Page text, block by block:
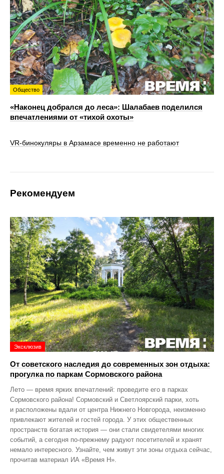
Общество
«Наконец добрался до леса»: Шалабаев поделился
впечатлениями от «тихой охоты»
VR‑бинокуляры в Арзамасе временно не работают
Рекомендуем
Эксклюзив
От советского наследия до современных зон отдыха:
прогулка по паркам Сормовского района
Лето — время ярких впечатлений: проведите его в парках
Сормовского района! Сормовский и Светлоярский парки, хоть
и расположены вдали от центра Нижнего Новгорода, неизменно
привлекают жителей и гостей города. У этих общественных
пространств богатая история — они стали свидетелями многих
событий, а сегодня по‑прежнему радуют посетителей и хранят
немало интересного. Узнайте, чем живут эти зоны отдыха сейчас,
прочитав материал ИА «Время Н».